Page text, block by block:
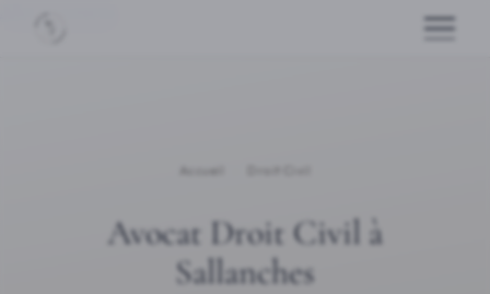
Accueil
Avocat Droit Civil à
Sallanches